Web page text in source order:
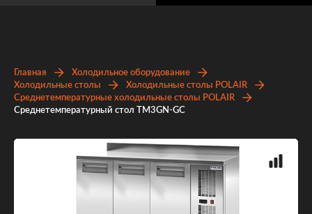
Главная
Холодильное оборудование
Холодильные столы
Холодильные столы POLAIR
Среднетемпературные холодильные столы POLAIR
Среднетемпературный стол TM3GN-GC